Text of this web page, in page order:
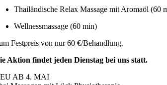
Thailändische Relax Massage mit Aromaöl (60
Wellnessmassage (60 min)
Festpreis von nur 60 €/Behandlung.
Aktion findet jeden Dienstag bei uns statt.
AB 4. MAI